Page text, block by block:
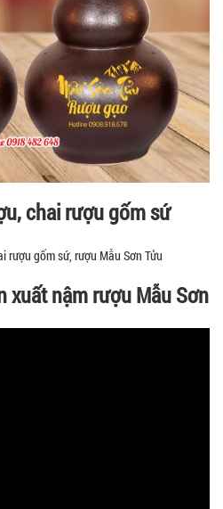
chai rượu gốm sứ
xuất nậm rượu Mẫu Sơn